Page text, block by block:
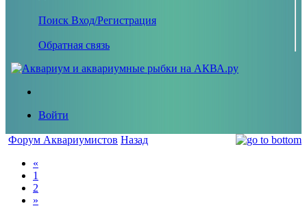
Поиск Вход/Регистрация
Обратная связь
Войти
Форум Аквариумистов Назад
«
1
2
»